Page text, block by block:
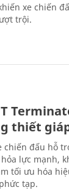
xe chiến
trội.
thiết
đấu hỗ
lực mạnh,
tối ưu hóa
tạp.